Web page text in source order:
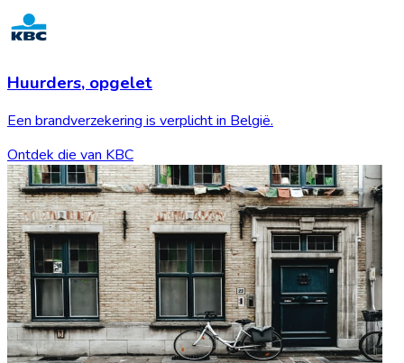
Huurders, opgelet
Een brandverzekering is verplicht in België.
Ontdek die van KBC